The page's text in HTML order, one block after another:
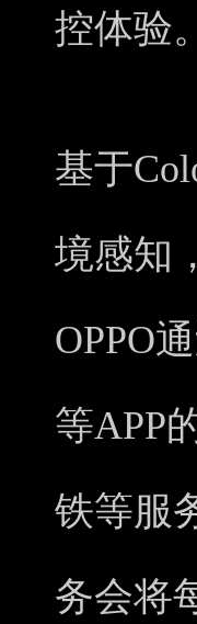
控体验。
基于
境感知
OPPO
等APP
铁等服
务会将